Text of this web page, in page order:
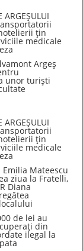
ARGEȘULUI
țin
medicale
Argeș
unor turişti
ARGEȘULUI
țin
medicale
Mateescu
ziua la Fratelli,
Diana
de lei au
din
ilegal la